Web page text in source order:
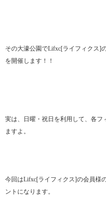
その大濠公園でLifxc[ライフィクス]
を開催します！！
実は、日曜・祝日を利用して、各
ますよ。
今回はLifxc[ライフィクス]の会員様
ントになります。